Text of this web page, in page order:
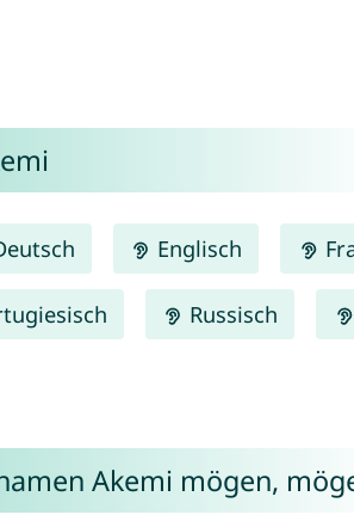
Englisch
Russisch
Akemi mögen,